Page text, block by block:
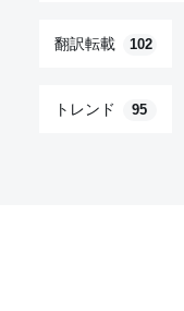
翻訳転載 102
トレンド 95